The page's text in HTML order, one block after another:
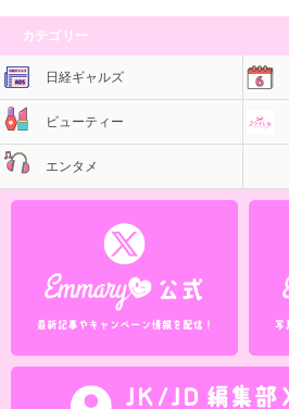
カテゴリー
日経ギャルズ
ビューティー
エンタメ